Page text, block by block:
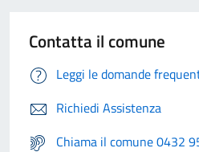
Contatta il comune
Leggi le domande
Richiedi Assistenza
Chiama il comune 0432